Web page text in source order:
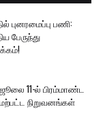
புனரமைப்பு பணி:
பேருந்து
11-ல் பிரம்மாண்ட
நிறுவனங்கள்